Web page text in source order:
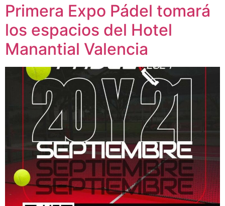
Primera Expo Pádel tomará
los espacios del Hotel
Manantial Valencia